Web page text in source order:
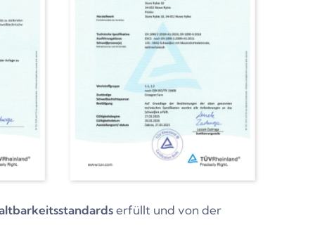
erfüllt und von der